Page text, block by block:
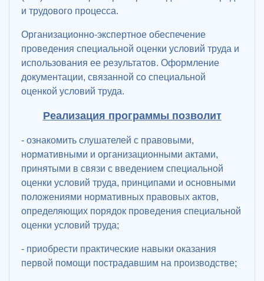
и трудового процесса.
Организационно-экспертное обеспечение
проведения специальной оценки условий труда и
использования ее результатов. Оформление
документации, связанной со специальной
оценкой условий труда.
Реализация программы позволит
- ознакомить слушателей с правовыми,
нормативными и организационными актами,
принятыми в связи с введением специальной
оценки условий труда, принципами и основными
положениями нормативных правовых актов,
определяющих порядок проведения специальной
оценки условий труда;
- приобрести практические навыки оказания
первой помощи пострадавшим на производстве;